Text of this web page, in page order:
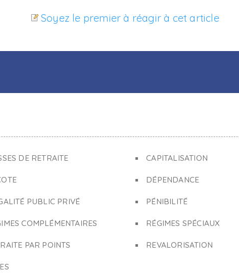
Soyez le premier à réagir à cet article
DE RETRAITE CAPITALISATION
DÉPENDANCE
PUBLIC PRIVÉ PÉNIBILITÉ
COMPLÉMENTAIRES RÉGIMES SPÉCIAUX
PAR POINTS REVALORISATION